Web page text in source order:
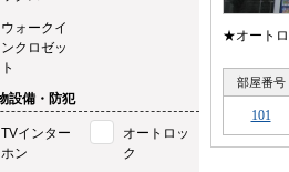
★オート
部屋番号
101
ウォークイ
ンクロゼッ
ト
備・防犯
TVインター
ホン
オートロッ
ク